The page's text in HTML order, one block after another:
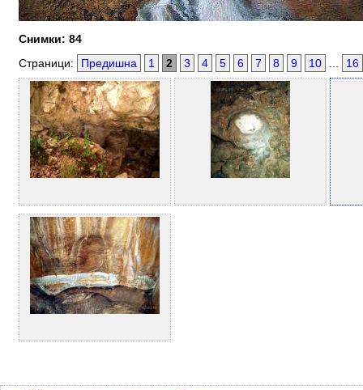
Снимки: 84
Страници:
Предишна 1 2 3 4 5 6 7 8 9 10 16